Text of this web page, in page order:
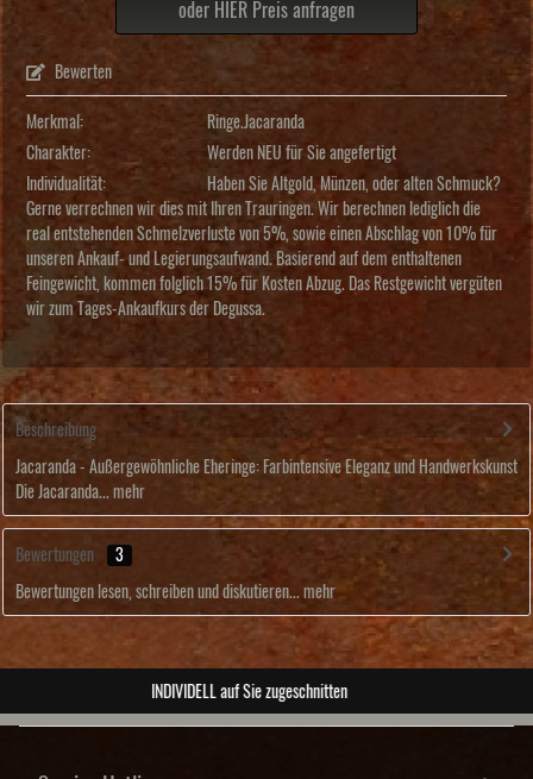
oder HIER Preis anfragen
Bewerten
Merkmal:
Ringe.Jacaranda
Charakter:
Werden NEU für Sie angefertigt
Individualität:
Haben Sie Altgold, Münzen, oder alten Schmuck?
Gerne verrechnen wir dies mit Ihren Trauringen. Wir berechnen lediglich die
real entstehenden Schmelzverluste von 5%, sowie einen Abschlag von 10% für
unseren Ankauf- und Legierungsaufwand. Basierend auf dem enthaltenen
Feingewicht, kommen folglich 15% für Kosten Abzug. Das Restgewicht vergüten
wir zum Tages-Ankaufkurs der Degussa.
Beschreibung
Jacaranda - Außergewöhnliche Eheringe: Farbintensive Eleganz und Handwerkskunst
Die Jacaranda... mehr
Bewertungen 3
Bewertungen lesen, schreiben und diskutieren... mehr
ABSOLUTE Unikate